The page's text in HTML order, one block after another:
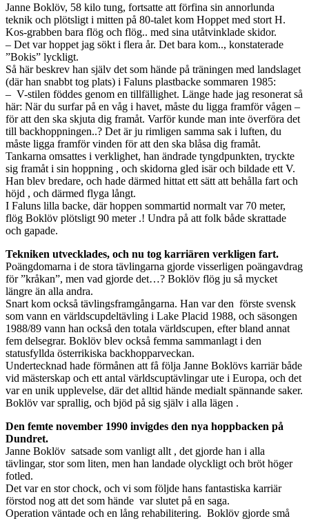
Janne Boklöv, 58 kilo tung, fortsatte att förfina sin annorlunda
teknik och plötsligt i mitten på 80-talet kom Hoppet med stort H.
Kos-grabben bara flög och flög.. med sina utåtvinklade skidor.
– Det var hoppet jag sökt i flera år. Det bara kom.., konstaterade
”Bokis” lyckligt.
Så här beskrev han själv det som hände på träningen med landslaget
(där han snabbt tog plats) i Faluns plastbacke sommaren 1985:
– V-stilen föddes genom en tillfällighet. Länge hade jag resonerat så
här: När du surfar på en våg i havet, måste du ligga framför vågen –
för att den ska skjuta dig framåt. Varför kunde man inte överföra det
till backhoppningen..? Det är ju rimligen samma sak i luften, du
måste ligga framför vinden för att den ska blåsa dig framåt.
Tankarna omsattes i verklighet, han ändrade tyngdpunkten, tryckte
sig framåt i sin hoppning , och skidorna gled isär och bildade ett V.
Han blev bredare, och hade därmed hittat ett sätt att behålla fart och
höjd , och därmed flyga långt.
I Faluns lilla backe, där hoppen sommartid normalt var 70 meter,
flög Boklöv plötsligt 90 meter .! Undra på att folk både skrattade
och gapade.
Tekniken utvecklades, och nu tog karriären verkligen fart.
Poängdomarna i de stora tävlingarna gjorde visserligen poängavdrag
för ”kråkan”, men vad gjorde det…? Boklöv flög ju så mycket
längre än alla andra.
Snart kom också tävlingsframgångarna. Han var den förste svensk
som vann en världscupdeltävling i Lake Placid 1988, och säsongen
1988/89 vann han också den totala världscupen, efter bland annat
fem delsegrar. Boklöv blev också femma sammanlagt i den
statusfyllda österrikiska backhopparveckan.
Undertecknad hade förmånen att få följa Janne Boklövs karriär både
vid mästerskap och ett antal världscuptävlingar ute i Europa, och det
var en unik upplevelse, där det alltid hände medialt spännande saker.
Boklöv var sprallig, och bjöd på sig själv i alla lägen .
Den femte november 1990 invigdes den nya hoppbacken på
Dundret.
Janne Boklöv satsade som vanligt allt , det gjorde han i alla
tävlingar, stor som liten, men han landade olyckligt och bröt höger
fotled.
Det var en stor chock, och vi som följde hans fantastiska karriär
förstod nog att det som hände var slutet på en saga.
Operation väntade och en lång rehabilitering. Boklöv gjorde små